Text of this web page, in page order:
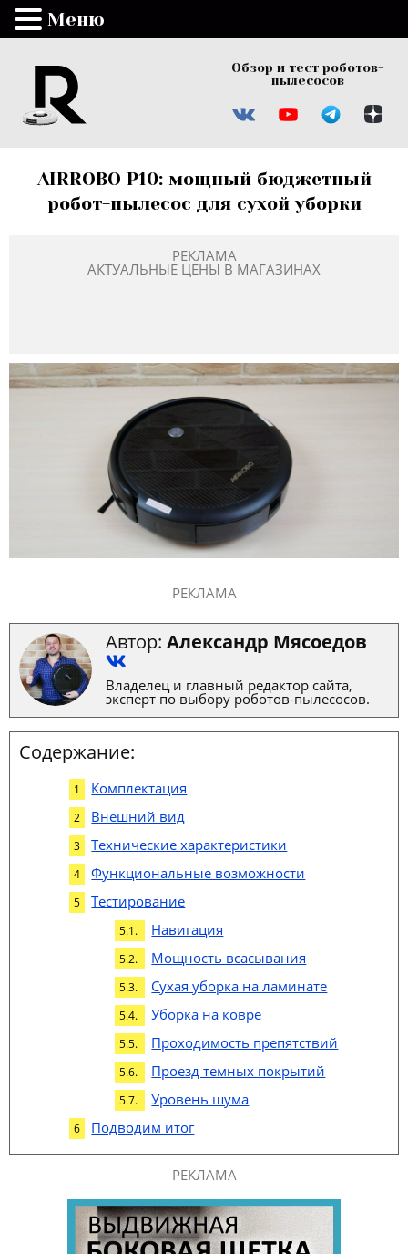
Обзор и тест роботов-
пылесосов
AIRROBO P10: мощный бюджетный
робот-пылесос для сухой уборки
РЕКЛАМА
АКТУАЛЬНЫЕ ЦЕНЫ В МАГАЗИНАХ
РЕКЛАМА
Автор: Александр Мясоедов
Владелец и главный редактор сайта,
эксперт по выбору роботов-пылесосов.
Содержание:
Комплектация
Внешний вид
Технические характеристики
Функциональные возможности
Тестирование
Навигация
Мощность всасывания
Сухая уборка на ламинате
Уборка на ковре
Проходимость препятствий
Проезд темных покрытий
Уровень шума
Подводим итог
РЕКЛАМА
Меню